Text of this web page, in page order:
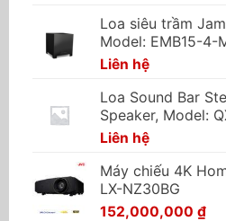
Loa siêu trầm
Model: EMB15-4-
Liên hệ
Loa Sound Bar
Speaker, Model:
Liên hệ
Máy chiếu 4K
LX-NZ30BG
152,000,000 ₫